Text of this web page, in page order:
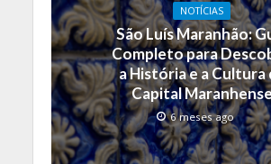
NOTÍCIAS
São Luís Maranhão:
Completo para
a História e a Cultura
Capital
6 meses ago